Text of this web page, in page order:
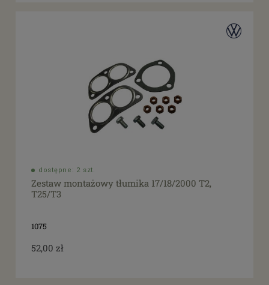
dostępne: 2 szt.
Zestaw montażowy tłumika 17/18/2000 T2,
T25/T3
1075
52,00 zł